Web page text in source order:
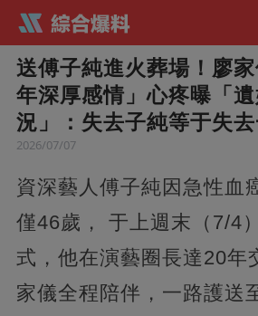
送傅子純進火葬場！廖
年深厚感情」心疼曝「
況」：失去子純等于失去
2026/07/07
資深藝人傅子純因急性血
僅46歲， 于上週末（7/4
式，他在演藝圈長達20年
家儀全程陪伴，一路護送